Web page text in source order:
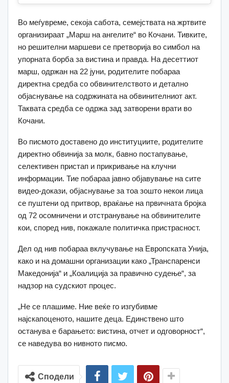
Во меѓувреме, секоја сабота, семејствата на жртвите
организираат „Марш на ангелите“ во Кочани. Тивките,
но решителни маршеви се претворија во симбол на
упорната борба за вистина и правда. На десеттиот
марш, одржан на 22 јуни, родителите побараа
директна средба со обвинителството и детално
објаснување на содржината на обвинителниот акт.
Таквата средба се одржа зад затворени врати во
Кочани.
Во писмото доставено до институциите, родителите
директно обвинија за молк, бавно постапување,
селективен пристап и прикривање на клучни
информации. Тие побараа јавно објавување на сите
видео-докази, објаснување за тоа зошто некои лица
се пуштени од притвор, враќање на првичната бројка
од 72 осомничени и отстранување на обвинителите
кои, според нив, покажале политичка пристрасност.
Дел од нив побараа вклучување на Европската Унија,
како и на домашни организации како „Транспаренси
Македонија“ и „Коалиција за правично судење“, за
надзор на судскиот процес.
„Не се плашиме. Ние веќе го изгубивме
најскапоценото, нашите деца. Единствено што
останува е барањето: вистина, отчет и одговорност“,
се наведува во нивното писмо.
Сподели